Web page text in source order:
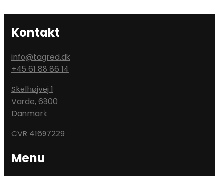
Kontakt
info@tagred.dk
+45 61 88 86 14
Skelhøjvej 1
Varde,6800
Danmark
CVR 41697229
Menu